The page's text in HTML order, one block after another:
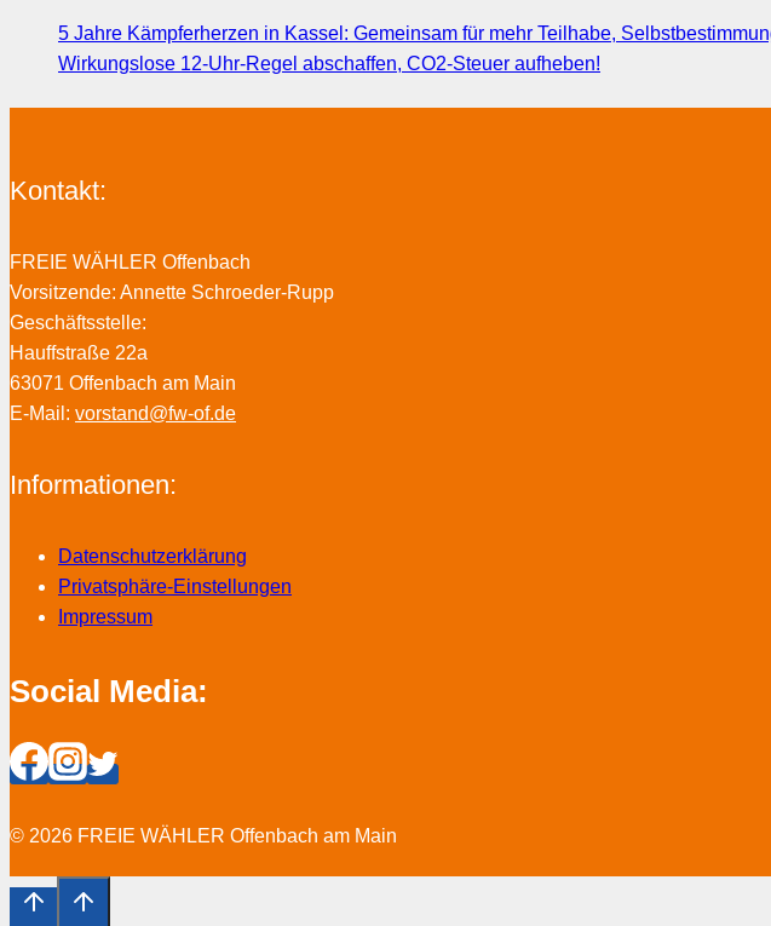
5 Jahre Kämpferherzen in Kassel: Gemeinsam für mehr Teilhabe,
Wirkungslose 12-Uhr-Regel abschaffen, CO2-Steuer aufheben!
Kontakt:
FREIE WÄHLER Offenbach
Vorsitzende: Annette Schroeder-Rupp
Geschäftsstelle:
Hauffstraße 22a
63071 Offenbach am Main
E-Mail: vorstand@fw-of.de
Informationen:
Datenschutzerklärung
Privatsphäre-Einstellungen
Impressum
Social Media:
© 2026 FREIE WÄHLER Offenbach am Main